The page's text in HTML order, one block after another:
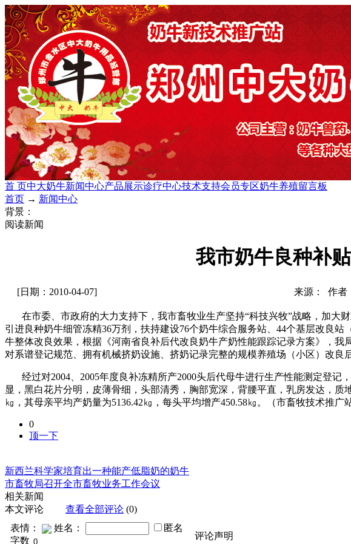
首 页中大奶牛新闻中心产品展示诊疗中心技术支持会员专区奶牛养殖留言板
首页 → 新闻中心
背景：
阅读新闻
我市奶牛良种补
[日期：2010-04-07] 来源： 作者
在市委、市政府的大力支持下，我市畜牧业生产坚持“科技兴牧”战略，加大
引进良种奶牛细管冻精36万剂，扶持建设76个奶牛综合服务站、 44个基层改良站
牛整体改良效果， 根据《河南省良补后代改良奶牛产奶性能跟踪记录方案》，我
对系谱登记规范、拥有机械挤奶设施、挤奶记录完整的规模养殖场（小区）改良
经过对2004 2005年度良补冻精所产2000头后代母牛进行生产性能测定登记
显，黑白花片分明，皮薄骨细，头部清秀，胸部宽深，背腰平直，乳房发达，
㎏，其母亲平均产奶量为5136.42㎏，每头平均增产450.58㎏。（市畜牧技术推广
0
顶一下
新西兰科学家培育出一种能产低脂奶的奶牛
市畜牧局召开全市畜牧业务工作会议
相关新闻
本文评论
查看全部评论 (0)
表情：
姓名：
匿名
字数
评论声明